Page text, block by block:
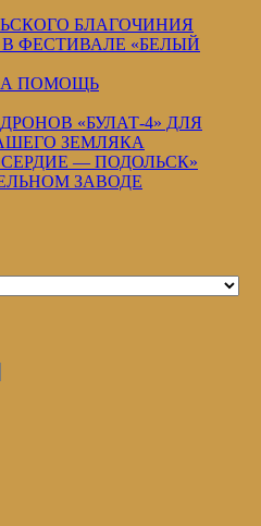
БЛАГОЧИНИЯ
ФЕСТИВАЛЕ «БЕЛЫЙ
ПОМОЩЬ
«БУЛАТ-4» ДЛЯ
ЗЕМЛЯКА
— ПОДОЛЬСК»
ЗАВОДЕ